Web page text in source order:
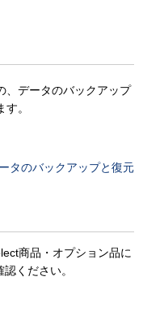
、データのバックアップ
。
タのバックアップと復元
商品・オプション品に
ください。